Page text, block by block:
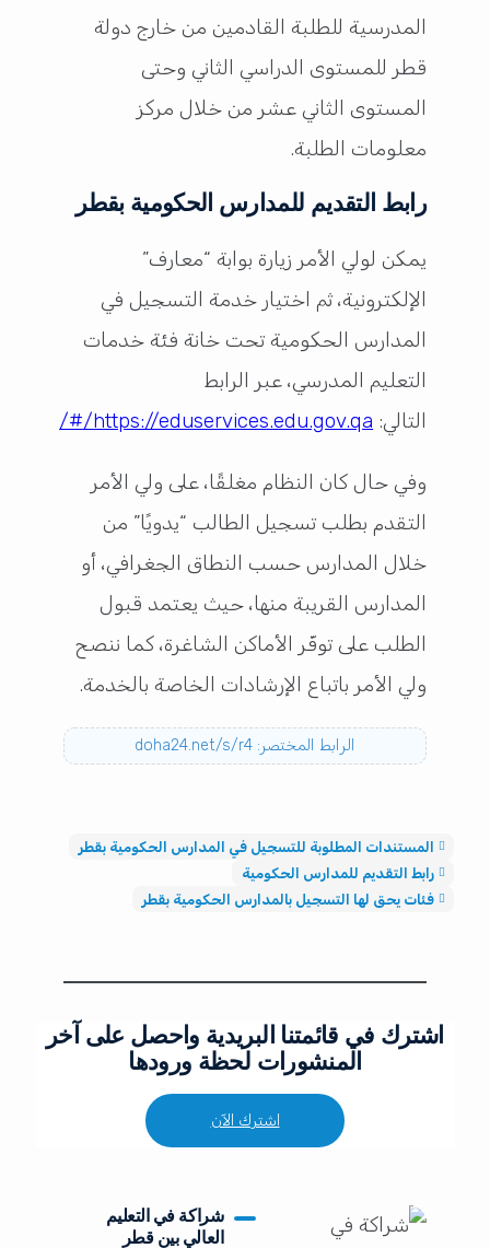
المدرسية للطلبة القادمين من خارج دولة
قطر للمستوى الدراسي الثاني وحتى
المستوى الثاني عشر من خلال مركز
معلومات الطلبة.
رابط التقديم للمدارس الحكومية بقطر
يمكن لولي الأمر زيارة بوابة “معارف”
الإلكترونية، ثم اختيار خدمة التسجيل في
المدارس الحكومية تحت خانة فئة خدمات
التعليم المدرسي، عبر الرابط
التالي: https://eduservices.edu.gov.qa/#/
وفي حال كان النظام مغلقًا، على ولي الأمر
التقدم بطلب تسجيل الطالب “يدويًا” من
خلال المدارس حسب النطاق الجغرافي، أو
المدارس القريبة منها، حيث يعتمد قبول
الطلب على توفّر الأماكن الشاغرة، كما ننصح
ولي الأمر باتباع الإرشادات الخاصة بالخدمة.
الرابط المختصر: doha24.net/s/r4
المستندات المطلوبة للتسجيل في المدارس الحكومية بقطر
رابط التقديم للمدارس الحكومية
فئات يحق لها التسجيل بالمدارس الحكومية بقطر
اشترك في قائمتنا البريدية واحصل على آخر
المنشورات لحظة ورودها
اشترك الآن
شراكة في التعليم
العالي بين قطر